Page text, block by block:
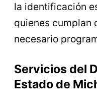
la identificación
quienes cumplan
necesario
Servicios del
Estado de